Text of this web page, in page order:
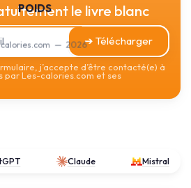
poids
— 2026
le livre blanc
➔ Télécharger
j’accepte d’être contacté(e) à
par Les-calories.com et ses
Claude Mistral